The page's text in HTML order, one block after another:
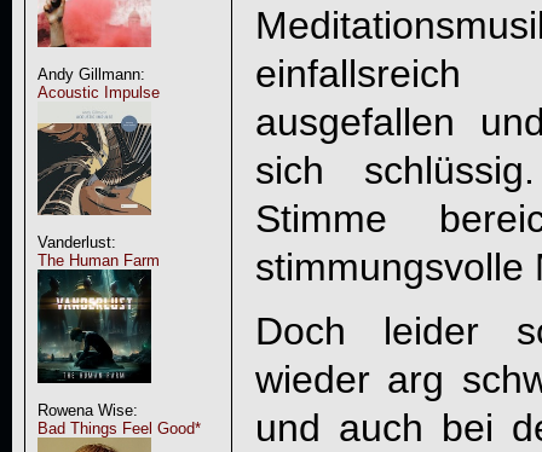
Andy Gillmann:
Acoustic Impulse
Vanderlust:
The Human Farm
Rowena Wise:
Bad Things Feel Good*
ausgefallen
sich
Stimme
stimmungsvolle
Doch leider
wieder arg
und auch bei